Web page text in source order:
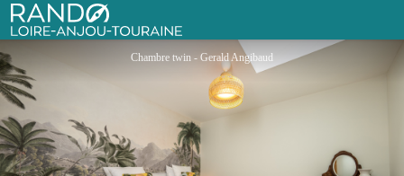
Rando Loire-Anjou-Touraine
Domaine de l'Enchantoir – Gite Le Clos du Petit Chavannes
Chambre twin - Gerald Angibaud